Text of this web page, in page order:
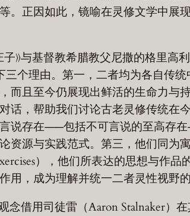
。正因如此，镜喻在灵修文学中展
》与基督教希腊教父尼撒的格里高
个理由。第一，二者均为各自传
而且至今仍展现出鲜活的生命力与
话，帮助我们讨论古老灵修传统在
说存在——包括不可言说的至高存
资源与实践范式。第三，他们同为
），他们所表达的思想与作品
用，成为理解并统一二者灵性视野的
念借用司徒雷（Aaron Stalnaker）